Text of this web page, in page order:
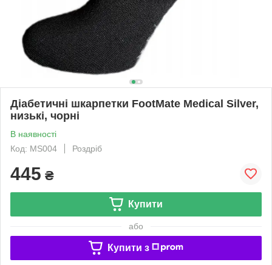
Діабетичні шкарпетки FootMate Medical Silver,
низькі, чорні
В наявності
Код: MS004
Роздріб
445 ₴
Купити
або
Купити з